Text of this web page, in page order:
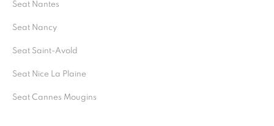
Seat Nantes
Seat Nancy
Seat Saint-Avold
Seat Nice La Plaine
Seat Cannes Mougins